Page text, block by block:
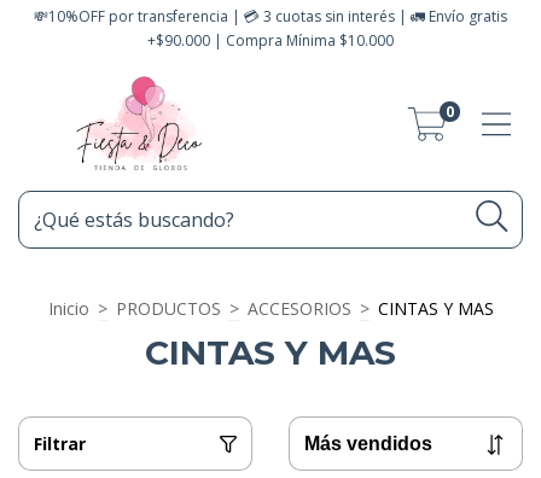
💸10%OFF por transferencia | 💳 3 cuotas sin interés | 🚛 Envío gratis
+$90.000 | Compra Mínima $10.000
0
Inicio > PRODUCTOS > ACCESORIOS > CINTAS Y MAS
CINTAS Y MAS
Filtrar